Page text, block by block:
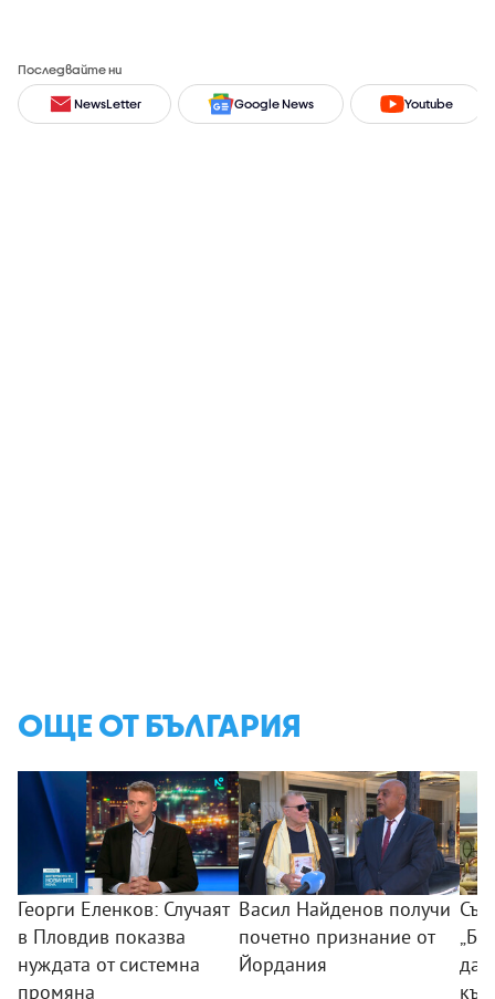
Последвайте ни
NewsLetter Google News Youtube
ОЩЕ ОТ БЪЛГАРИЯ
Георги Еленков: Случаят
в Пловдив показва
нуждата от системна
промяна
Васил Найденов получи
почетно признание от
Йордания